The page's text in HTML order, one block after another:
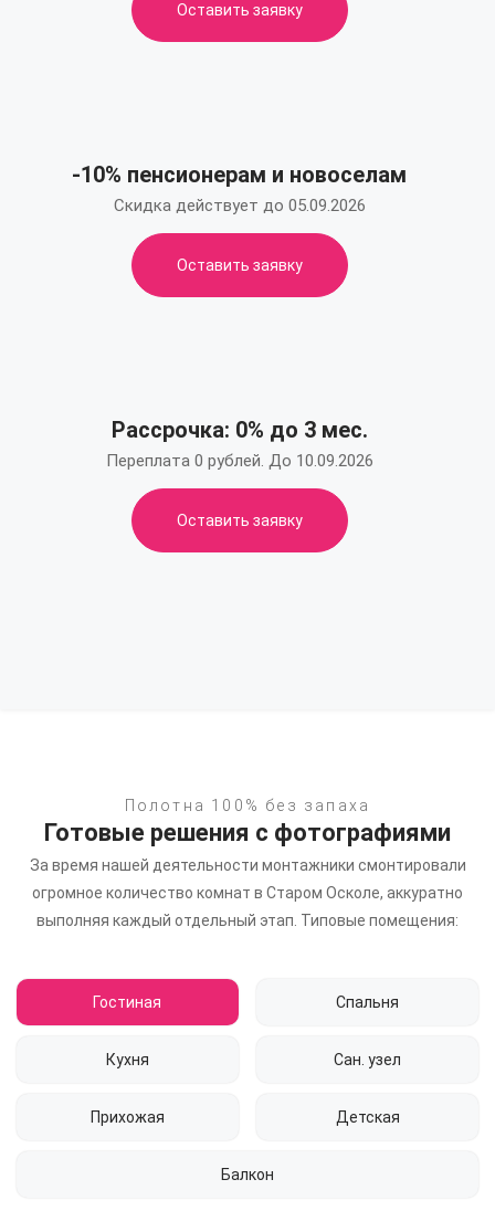
Оставить заявку
-10% пенсионерам и новоселам
Скидка действует до 05.09.2026
Оставить заявку
Рассрочка: 0% до 3 мес.
Переплата 0 рублей. До 10.09.2026
Оставить заявку
Полотна 100% без запаха
Готовые решения с фотографиями
За время нашей деятельности монтажники смонтировали
огромное количество комнат в Старом Осколе, аккуратно
выполняя каждый отдельный этап. Типовые помещения:
Гостиная Спальня
Кухня Сан. узел
Прихожая Детская
Балкон